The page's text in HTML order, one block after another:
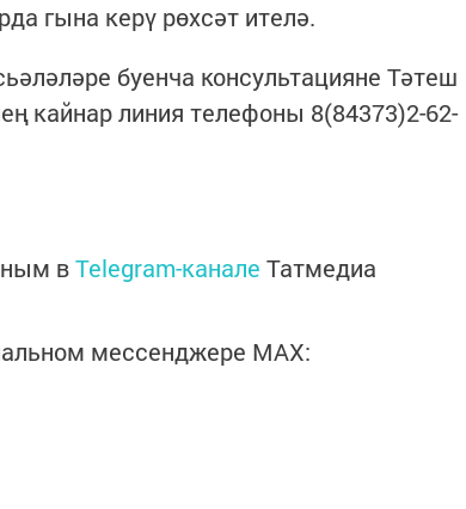
гына керү рөхсәт ителә.
буенча консультацияне Тәтеш
кайнар линия телефоны 8(84373)2-62-
вTelegram-канале Татмедиа
мессенджере MАХ: